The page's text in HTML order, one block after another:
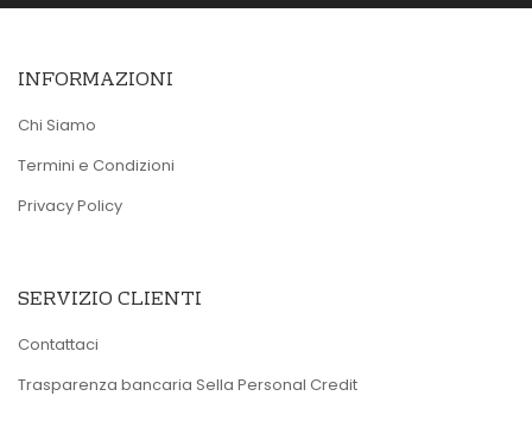
INFORMAZIONI
Chi Siamo
Termini e Condizioni
Privacy Policy
SERVIZIO CLIENTI
Contattaci
Trasparenza bancaria Sella Personal Credit